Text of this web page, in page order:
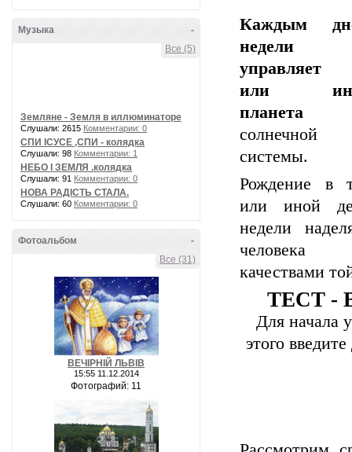
-
Музыка
Все (5)
Земляне - Земля в иллюминаторе
Слушали: 2615 Комментарии: 0
СПИ ІСУСЕ ,СПИ - колядка
Слушали: 98 Комментарии: 1
НЕБО І ЗЕМЛЯ .колядка
Слушали: 91 Комментарии: 0
НОВА РАДІСТЬ СТАЛА.
Слушали: 60 Комментарии: 0
-
Фотоальбом
Все (31)
ВЕЧІРНІЙ ЛЬВІВ
15:55 11.12.2014
Фотографий: 11
Каждым
недели
управляет
или
планета
солнечной
системы.
Рождение в
или иной
недели
человека
качествами
ТЕСТ - В
Для начала
этого